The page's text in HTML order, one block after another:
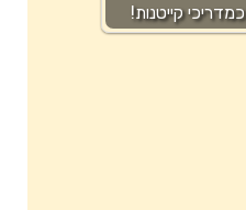
כמדריכי קייטנות!